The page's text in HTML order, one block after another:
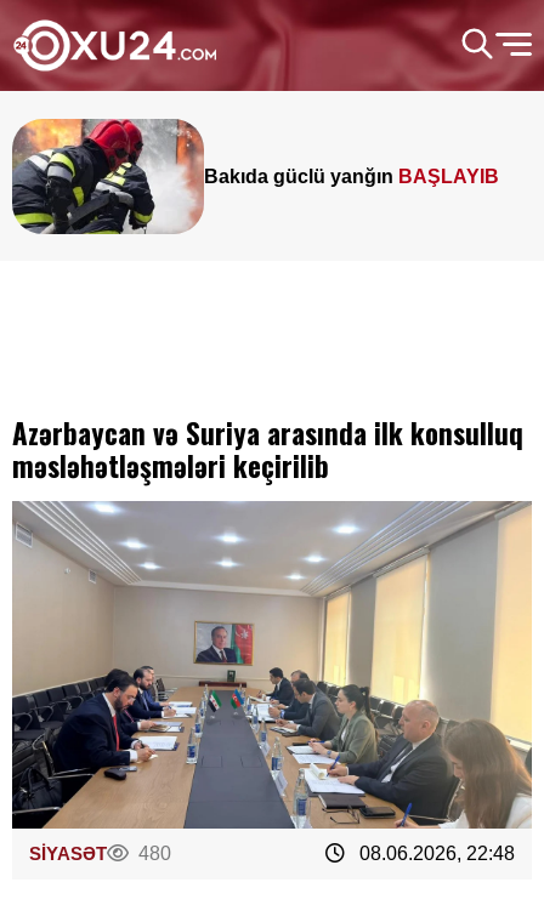
Bakıda güclü yanğın BAŞLAYIB
Azərbaycan və Suriya arasında ilk konsulluq
məsləhətləşmələri keçirilib
SİYASƏT 480 08.06.2026, 22:48